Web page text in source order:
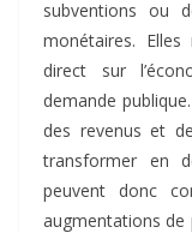
subventions ou
monétaires.
direct sur
demande
des revenus et
transformer en
peuvent donc
augmentations de